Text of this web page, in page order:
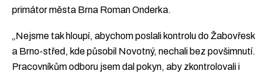
primátor města Brna Roman Onderka.
„Nejsme tak hloupí, abychom poslali kontrolu do Žabovřesk
a Brno-střed, kde působil Novotný, nechali bez povšimnutí.
Pracovníkům odboru jsem dal pokyn, aby zkontrolovali i